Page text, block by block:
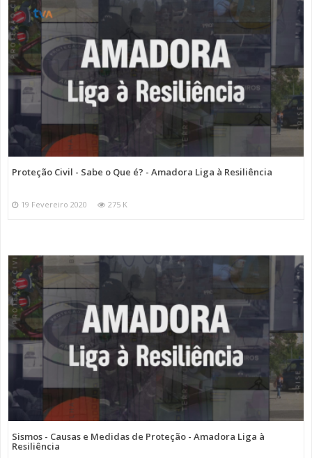
Proteção Civil - Sabe o Que é? - Amadora Liga à Resiliência
19 Fevereiro 2020 275 K
Sismos - Causas e Medidas de Proteção - Amadora Liga à
Resiliência